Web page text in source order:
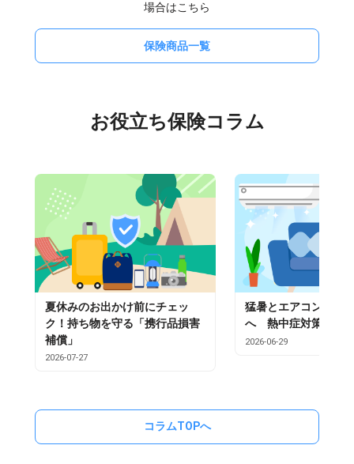
場合はこちら
保険商品一覧
お役立ち保険コラム
夏休みのお出かけ前にチェッ
ク！持ち物を守る「携行品損害
補償」
2026-07-27
猛暑とエアコン不足
へ 熱中症対策と保
2026-06-29
コラムTOPへ